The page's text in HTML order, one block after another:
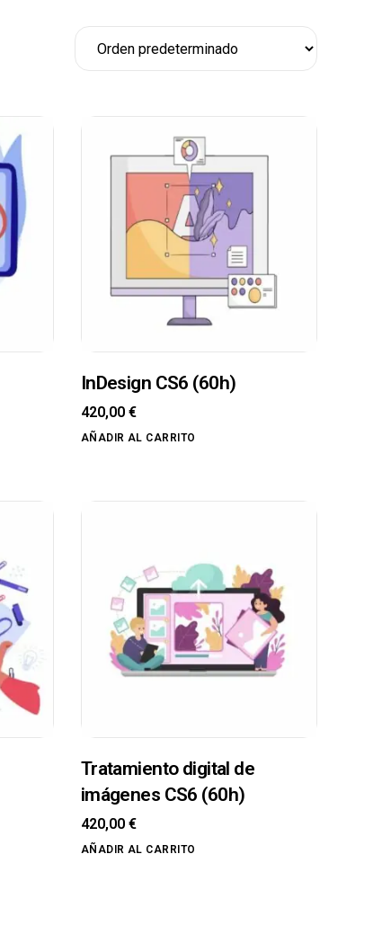
InDesign CS6 (60h)
420,00 €
AÑADIR AL CARRITO
Tratamiento digital de
imágenes CS6 (60h)
420,00 €
AÑADIR AL CARRITO